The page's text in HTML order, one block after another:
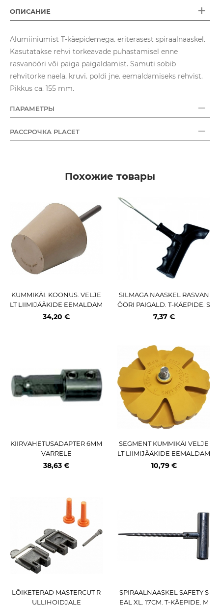
ОПИСАНИЕ
Alumiiniumist T-käepidemega. eriterasest spiraalnaaskel.
Kasutatakse rehvi torkeavade puhastamisel enne
rasvanööri või paiga paigaldamist. Samuti sobib
rehvitorke naela. kruvi. poldi jne. eemaldamiseks rehvist.
Pikkus ca. 155 mm.
ПАРАМЕТРЫ
РАССРОЧКА PLACET
Похожие товары
KUMMIKÄI. KOONUS. VELJE
LT LIIMIJÄÄKIDE EEMALDAM
ISEKS (4500RPM)
34,20 €
SILMAGA NAASKEL RASVAN
ÖÖRI PAIGALD. T-KÄEPIDE. S
ÕIDUAUTO
7,37 €
KIIRVAHETUSADAPTER 6MM
VARRELE
38,63 €
SEGMENT KUMMIKÄI VELJE
LT LIIMIJÄÄKIDE EEMALDAM
ISEKS (4000RPM) 90MM. VE
10,79 €
LÕIKETERAD MASTERCUT R
ULLIHOIDJALE
SPIRAALNAASKEL SAFETY S
EAL XL. 17CM. T-KÄEPIDE. M